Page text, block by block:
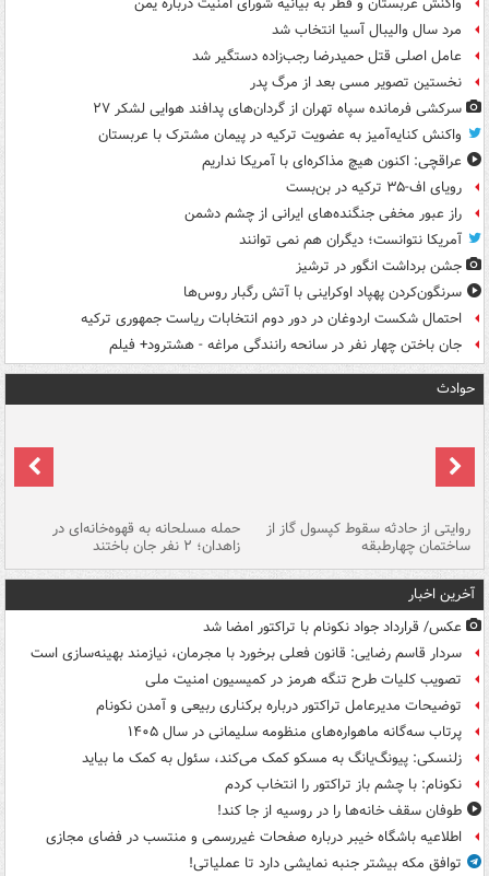
مرد سال والیبال آسیا انتخاب شد
عامل اصلی قتل حمیدرضا رجب‌زاده دستگیر شد
نخستین تصویر مسی بعد از مرگ پدر
سرکشی فرمانده سپاه تهران از گردان‌های پدافند هوایی لشکر ۲۷
واکنش کنایه‌آمیز به عضویت ترکیه در پیمان مشترک با عربستان
عراقچی: اکنون هیچ مذاکره‌ای با آمریکا نداریم
رویای اف-۳۵ ترکیه در بن‌بست
راز عبور مخفی جنگنده‌های ایرانی از چشم دشمن
آمریکا نتوانست؛ دیگران هم نمی توانند
جشن برداشت انگور در ترشیز
سرنگون‌کردن پهپاد اوکراینی با آتش رگبار روس‌ها
احتمال شکست اردوغان در دور دوم انتخابات ریاست جمهوری ترکیه
جان باختن چهار نفر در سانحه رانندگی مراغه - هشترود+ فیلم
حوادث
روایتی از حادثه سقوط کپسول گاز از
ساختمان چهارطبقه
حمله مسلحانه به قهوه‌خانه‌ای در
زاهدان؛ ۲ نفر جان باختند
آخرین اخبار
عکس/ قرارداد جواد نکونام با تراکتور امضا شد
سردار قاسم رضایی: قانون فعلی برخورد با مجرمان، نیازمند بهینه‌سازی است
تصویب کلیات طرح تنگه هرمز در کمیسیون امنیت ملی
توضیحات مدیرعامل تراکتور درباره برکناری ربیعی و آمدن نکونام
پرتاب سه‌گانه ماهواره‌های منظومه سلیمانی در سال ۱۴۰۵
زلنسکی: پیونگ‌یانگ به مسکو کمک می‌کند، سئول به کمک ما بیاید
نکونام: با چشم باز تراکتور را انتخاب کردم
طوفان سقف خانه‌ها را در روسیه از جا ‌کند!
اطلاعیه باشگاه خیبر درباره صفحات غیررسمی و منتسب در فضای مجازی
توافق مکه بیشتر جنبه نمایشی دارد تا عملیاتی!